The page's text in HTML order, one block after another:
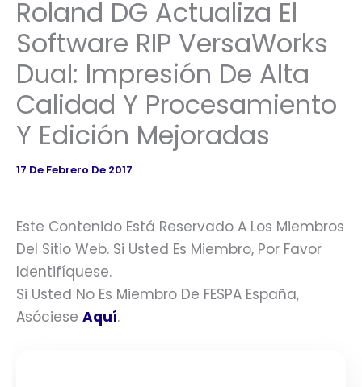
Roland DG Actualiza El
Software RIP VersaWorks
Dual: Impresión De Alta
Calidad Y Procesamiento
Y Edición Mejoradas
17 De Febrero De 2017
Este Contenido Está Reservado A Los Miembros
Del Sitio Web. Si Usted Es Miembro, Por Favor
Identifíquese.
Si Usted No Es Miembro De FESPA España,
Asóciese Aquí.